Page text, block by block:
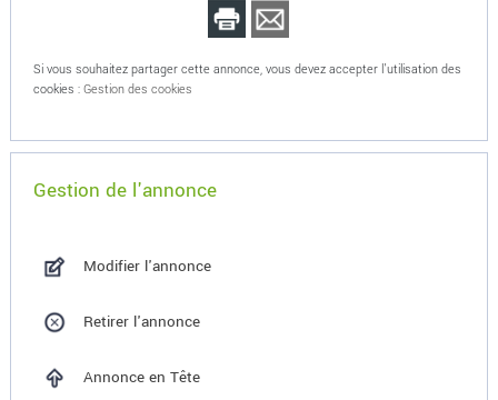
Si vous souhaitez partager cette annonce, vous devez accepter l'utilisation des
cookies : Gestion des cookies
Gestion de l'annonce
Modifier l'annonce
Retirer l'annonce
Annonce en Tête